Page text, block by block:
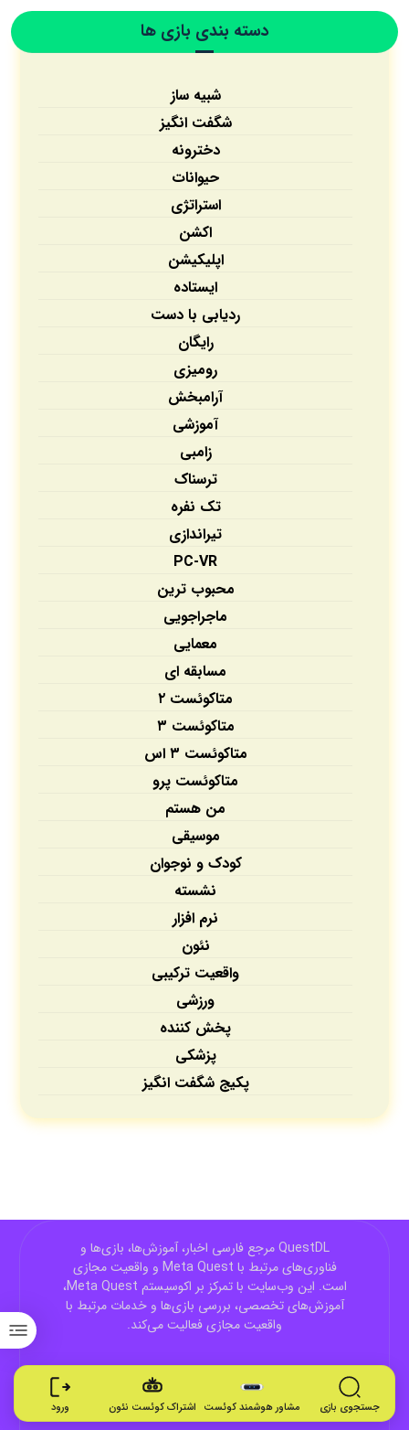
دسته بندی بازی ها
شبیه ساز
شگفت انگیز
دخترونه
حیوانات
استراتژی
اکشن
اپلیکیشن‌
ایستاده
ردیابی با دست
رایگان
رومیزی
آرامبخش
آموزشی
زامبی
ترسناک
تک نفره
تیراندازی
PC-VR
محبوب ترین
ماجراجویی
معمایی
مسابقه ای
متاکوئست ۲
متاکوئست ۳
متاکوئست ۳ اس
متاکوئست پرو
من هستم
موسیقی
کودک و نوجوان
نشسته
نرم افزار
نئون
واقعیت ترکیبی
ورزشی
پخش کننده
پزشکی
پکیج شگفت انگیز
QuestDL مرجع فارسی اخبار، آموزش‌ها، بازی‌ها و
فناوری‌های مرتبط با Meta Quest و واقعیت مجازی
است. این وب‌سایت با تمرکز بر اکوسیستم Meta Quest،
آموزش‌های تخصصی، بررسی بازی‌ها و خدمات مرتبط با
واقعیت مجازی فعالیت می‌کند.
جستجوی بازی مشاور هوشمند کوئست اشتراک کوئست نئون ورود